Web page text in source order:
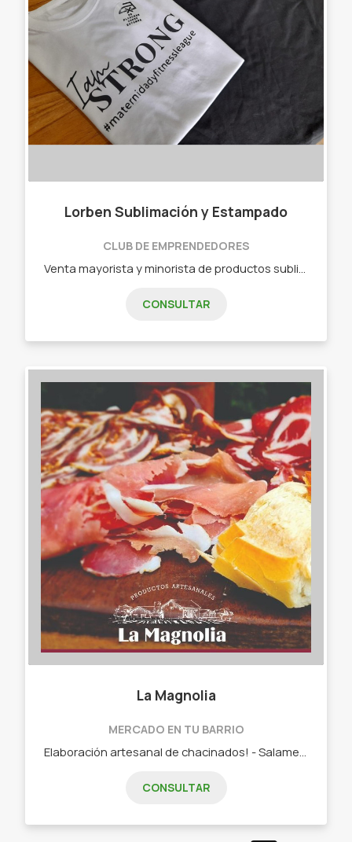
Lorben Sublimación y Estampado
CLUB DE EMPRENDEDORES
CONSULTAR
La Magnolia
MERCADO EN TU BARRIO
CONSULTAR